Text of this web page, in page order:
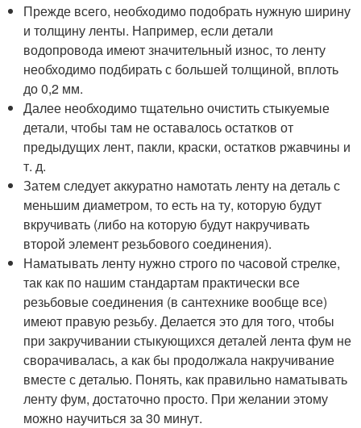
Прежде всего, необходимо подобрать нужную ширину
и толщину ленты. Например, если детали
водопровода имеют значительный износ, то ленту
необходимо подбирать с большей толщиной, вплоть
до 0,2 мм.
Далее необходимо тщательно очистить стыкуемые
детали, чтобы там не оставалось остатков от
предыдущих лент, пакли, краски, остатков ржавчины и
т. д.
Затем следует аккуратно намотать ленту на деталь с
меньшим диаметром, то есть на ту, которую будут
вкручивать (либо на которую будут накручивать
второй элемент резьбового соединения).
Наматывать ленту нужно строго по часовой стрелке,
так как по нашим стандартам практически все
резьбовые соединения (в сантехнике вообще все)
имеют правую резьбу. Делается это для того, чтобы
при закручивании стыкующихся деталей лента фум не
сворачивалась, а как бы продолжала накручивание
вместе с деталью. Понять, как правильно наматывать
ленту фум, достаточно просто. При желании этому
можно научиться за 30 минут.